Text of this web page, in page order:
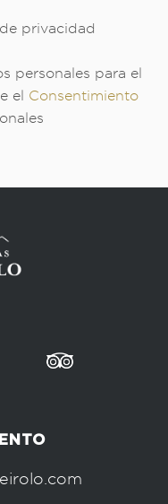
privacidad
personales para el
el Consentimiento